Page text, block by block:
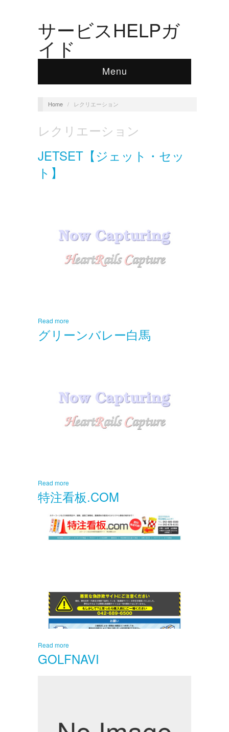
サービスHELPガ
イド
Menu
Home / レクリエーション
レクリエーション
JETSET【ジェット・セッ
ト】
Read more
グリーンバレー白馬
Read more
特注看板.COM
Read more
GOLFNAVI